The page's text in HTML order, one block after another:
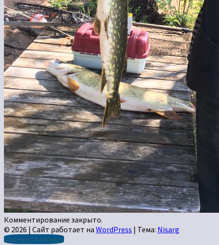
Комментирование закрыто.
© 2026 | Сайт работает на WordPress | Тема: Nisarg
Прокрутка вверх